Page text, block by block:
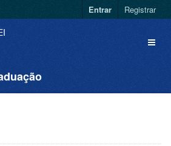
Entrar Registrar